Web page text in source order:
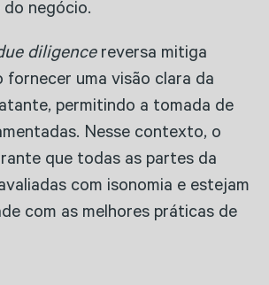
negócio.
diligencereversa mitiga
fornecer uma visão clara da
permitindo a tomada de
Nesse contexto, o
que todas as partes da
com isonomia e estejam
com as melhores práticas de